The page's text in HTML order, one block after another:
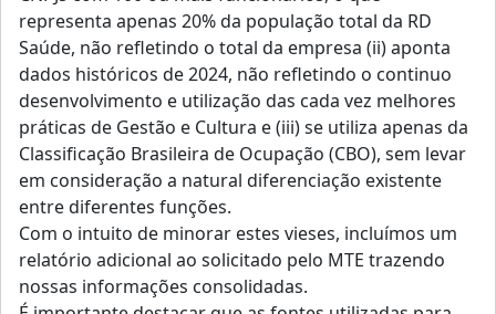
representa apenas 20% da população total da RD
Saúde, não refletindo o total da empresa (ii) aponta
dados históricos de 2024, não refletindo o continuo
desenvolvimento e utilização das cada vez melhores
práticas de Gestão e Cultura e (iii) se utiliza apenas da
Classificação Brasileira de Ocupação (CBO), sem levar
em consideração a natural diferenciação existente
entre diferentes funções.
Com o intuito de minorar estes vieses, incluímos um
relatório adicional ao solicitado pelo MTE trazendo
nossas informações consolidadas.